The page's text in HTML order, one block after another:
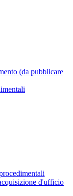
(da pubblicare
d'ufficio